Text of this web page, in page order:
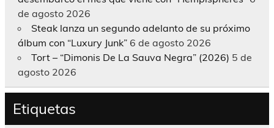
de agosto 2026
Steak lanza un segundo adelanto de su próximo
álbum con “Luxury Junk” 6 de agosto 2026
Tort – “Dimonis De La Sauva Negra” (2026) 5 de
agosto 2026
Etiquetas